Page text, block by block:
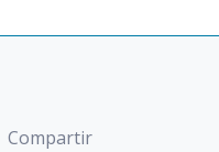
Compartir